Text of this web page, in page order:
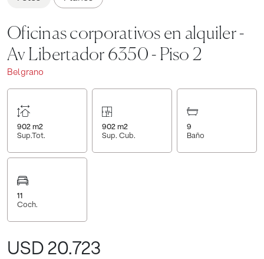
Oficinas corporativos en alquiler -
Av Libertador 6350 - Piso 2
Belgrano
902 m2
Sup.Tot.
902 m2
Sup. Cub.
9
Baño
11
Coch.
USD 20.723